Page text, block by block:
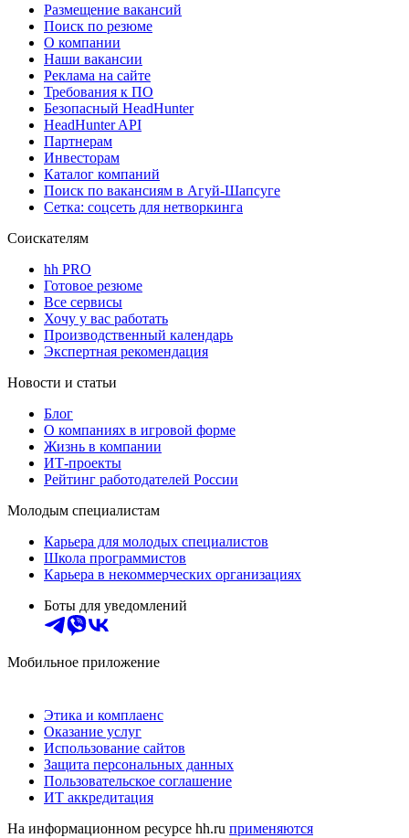
Размещение вакансий
Поиск по резюме
О компании
Наши вакансии
Реклама на сайте
Требования к ПО
Безопасный HeadHunter
HeadHunter API
Партнерам
Инвесторам
Каталог компаний
Поиск по вакансиям в Агуй-Шапсуге
Сетка: соцсеть для нетворкинга
Соискателям
hh PRO
Готовое резюме
Все сервисы
Хочу у вас работать
Производственный календарь
Экспертная рекомендация
Новости и статьи
Блог
О компаниях в игровой форме
Жизнь в компании
ИТ-проекты
Рейтинг работодателей России
Молодым специалистам
Карьера для молодых специалистов
Школа программистов
Карьера в некоммерческих организациях
Боты для уведомлений
Мобильное приложение
Этика и комплаенс
Оказание услуг
Использование сайтов
Защита персональных данных
Пользовательское соглашение
ИТ аккредитация
На информационном ресурсе hh.ru применяются